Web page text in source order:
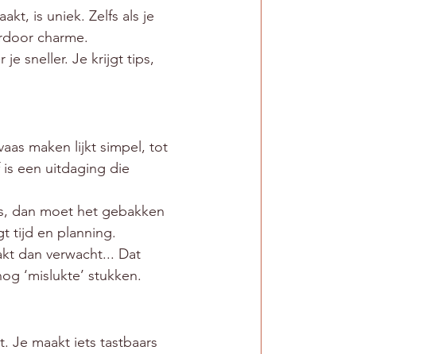
is uniek. Zelfs als je
charme.
je sneller. Je krijgt tips,
maken lijkt simpel, tot
een uitdaging die
dan moet het gebakken
tijd en planning.
dan verwacht... Dat
‘mislukte’ stukken.
Je maakt iets tastbaars